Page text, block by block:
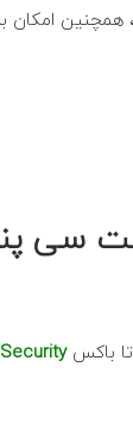
باکسSecurity